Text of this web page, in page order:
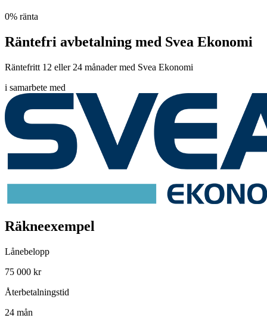
0% ränta
Räntefri avbetalning med Svea Ekonomi
Räntefritt 12 eller 24 månader med Svea Ekonomi
i samarbete med
Räkneexempel
Lånebelopp
75 000 kr
Återbetalningstid
24 mån